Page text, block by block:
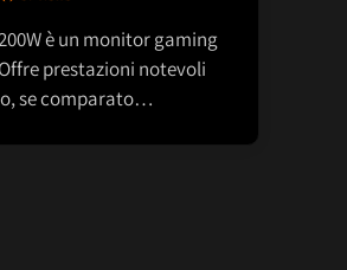
è un monitor gaming
prestazioni notevoli
se comparato…